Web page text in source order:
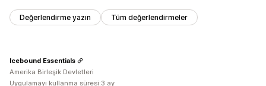
Değerlendirme yazın Tüm değerlendirmeler
Icebound Essentials
Amerika Birleşik Devletleri
Uygulamayı kullanma süresi:3 ay